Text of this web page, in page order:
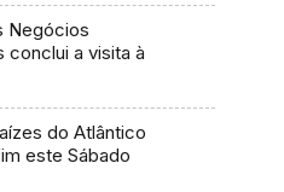
Negócios
conclui a visita à
do Atlântico
este Sábado